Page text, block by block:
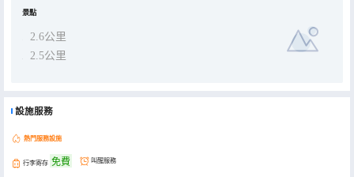
景點
2.6公里
2.5公里
設施服務
熱門服務設施
行李寄存 免費 叫醒服務